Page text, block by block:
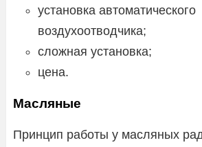
установка автоматического
воздухоотводчика;
сложная установка;
цена.
Масляные
Принцип работы у масляных